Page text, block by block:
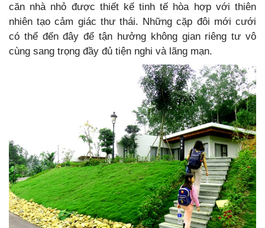
căn nhà nhỏ được thiết kế tinh tế hòa hợp với thiên
nhiên tạo cảm giác thư thái. Những cặp đôi mới cưới
có thể đến đây để tận hưởng không gian riêng tư vô
cùng sang trọng đầy đủ tiện nghi và lãng mạn.